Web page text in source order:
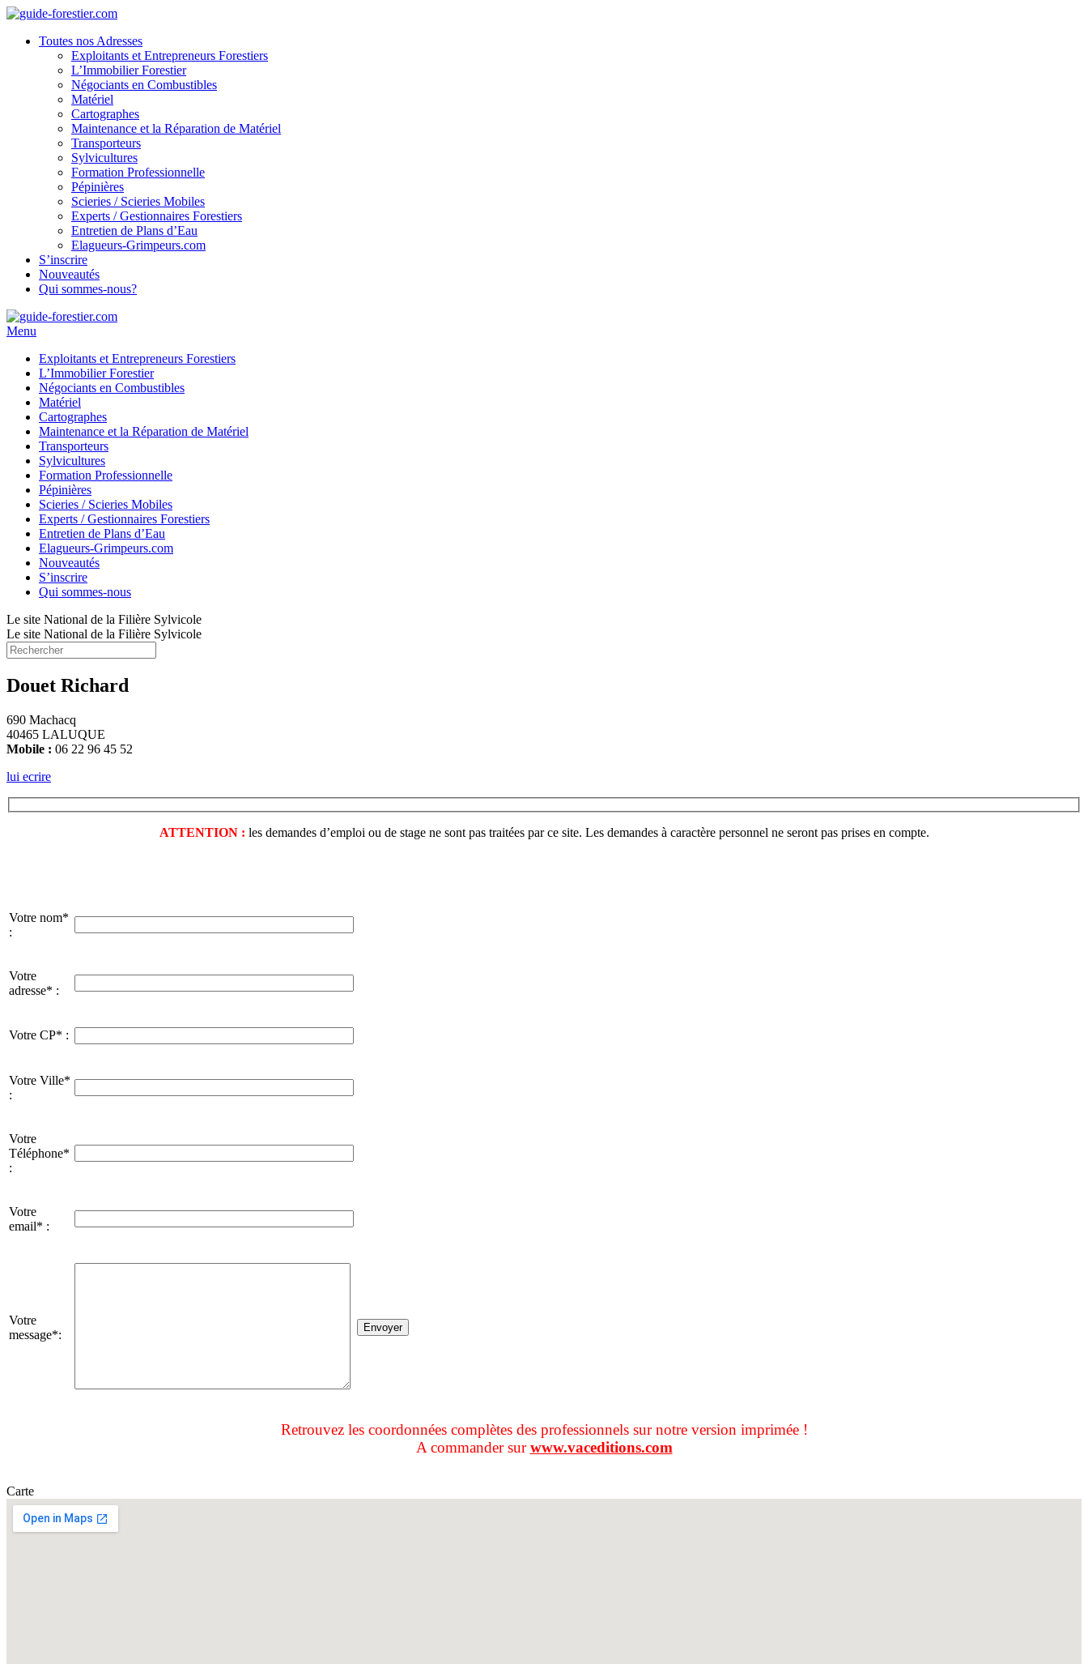
Toutes nos Adresses
Exploitants et Entrepreneurs Forestiers
L’Immobilier Forestier
Négociants en Combustibles
Matériel
Cartographes
Maintenance et la Réparation de Matériel
Transporteurs
Sylvicultures
Formation Professionnelle
Pépinières
Scieries / Scieries Mobiles
Experts / Gestionnaires Forestiers
Entretien de Plans d’Eau
Elagueurs-Grimpeurs.com
S’inscrire
Nouveautés
Qui sommes-nous?
Menu
Exploitants et Entrepreneurs Forestiers
L’Immobilier Forestier
Négociants en Combustibles
Matériel
Cartographes
Maintenance et la Réparation de Matériel
Transporteurs
Sylvicultures
Formation Professionnelle
Pépinières
Scieries / Scieries Mobiles
Experts / Gestionnaires Forestiers
Entretien de Plans d’Eau
Elagueurs-Grimpeurs.com
Nouveautés
S’inscrire
Qui sommes-nous
Le site National de la Filière Sylvicole
Le site National de la Filière Sylvicole
Douet Richard
690 Machacq
40465 LALUQUE
Mobile : 06 22 96 45 52
lui ecrire
ATTENTION : les demandes d’emploi ou de stage ne sont pas traitées par ce site. Les demandes à caractère personnel ne seront pas prises en compte.
Votre nom*
:
Votre
adresse* :
Votre CP* :
Votre Ville*
:
Votre
Téléphone*
:
Votre
email* :
Votre
message*:
Retrouvez les coordonnées complètes des professionnels sur notre version imprimée !
A commander surwww.vaceditions.com
Carte